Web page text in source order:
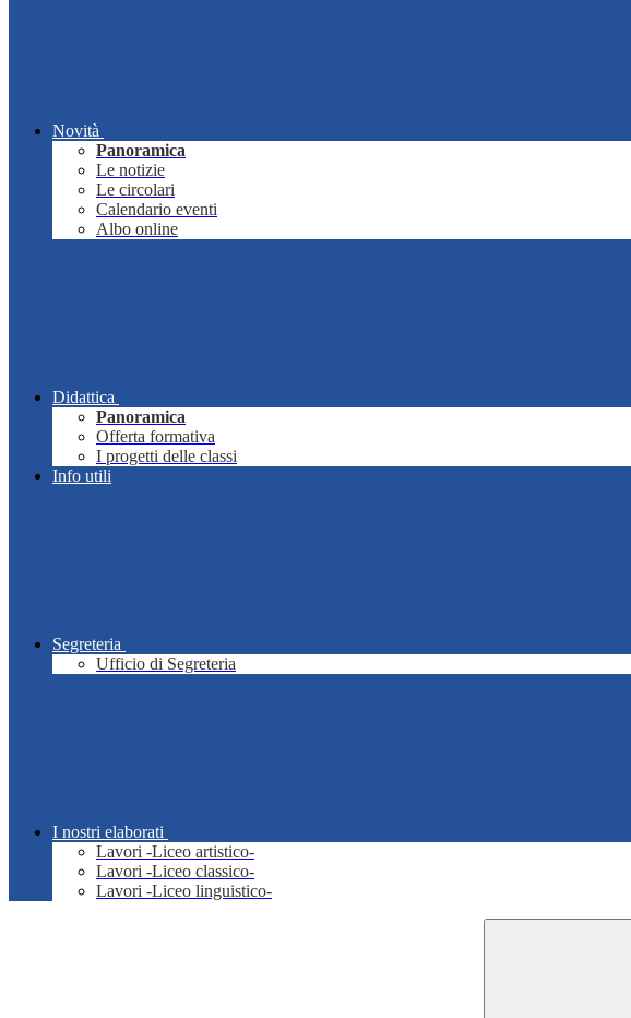
Novità
Panoramica
Le notizie
Le circolari
Calendario eventi
Albo online
Didattica
Panoramica
Offerta formativa
I progetti delle classi
Info utili
Segreteria
Ufficio di Segreteria
I nostri elaborati
Lavori -Liceo artistico-
Lavori -Liceo classico-
Lavori -Liceo linguistico-